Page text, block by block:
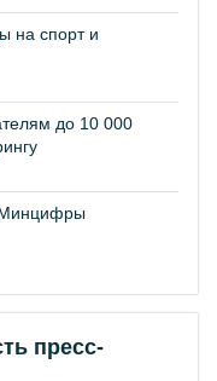
на спорт и
до 10 000
Минцифры
пресс-